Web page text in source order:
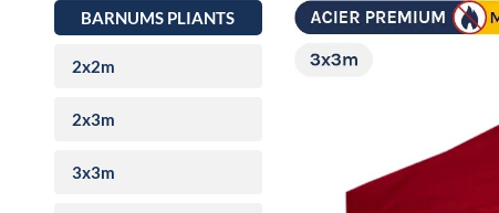
BARNUMS PLIANTS
2x2m
2x3m
3x3m